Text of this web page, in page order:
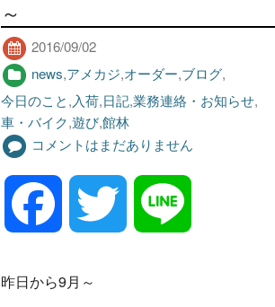
～
2016/09/02
news,アメカジ,オーダー,ブログ,
今日のこと,入荷,日記,業務連絡・お知らせ,
車・バイク,遊び,館林
コメントはまだありません
昨日から9月～